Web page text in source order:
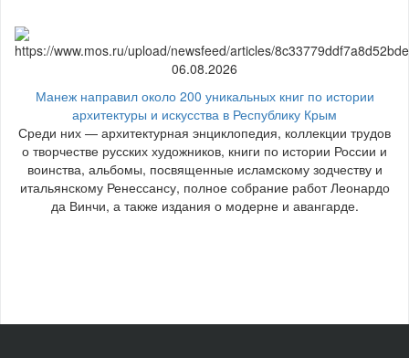
06.08.2026
Манеж направил около 200 уникальных книг по истории
архитектуры и искусства в Республику Крым
Среди них — архитектурная энциклопедия, коллекции трудов
о творчестве русских художников, книги по истории России и
воинства, альбомы, посвященные исламскому зодчеству и
итальянскому Ренессансу, полное собрание работ Леонардо
да Винчи, а также издания о модерне и авангарде.